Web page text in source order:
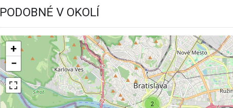
PODOBNÉ V OKOLÍ
2
+
−